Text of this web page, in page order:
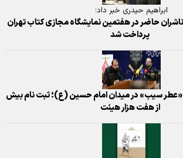
ابراهیم حیدری خبر داد؛
حاضر در هفتمین نمایشگاه مجازی کتاب تهران
پرداخت شد
«عطر سیب» در میدان امام حسین (ع)؛ ثبت نام بیش
از هفت هزار هیئت